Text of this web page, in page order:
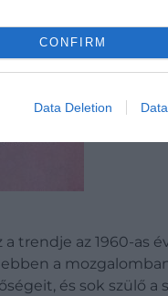
CONFIRM
Data Deletion
trendje az 1960-as
a
és sok szülő